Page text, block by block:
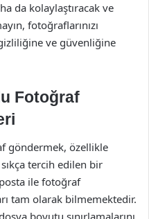
da kolaylaştıracak ve
fotoğraflarınızı
gizliliğine ve güvenliğine
Fotoğraf
göndermek, özellikle
tercih edilen bir
ile fotoğraf
tam olarak bilmemektedir.
boyutu sınırlamalarını